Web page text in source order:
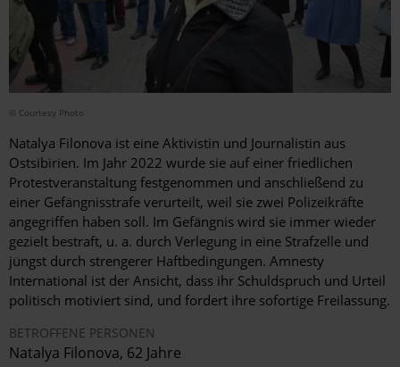
© Courtesy Photo
Natalya Filonova ist eine Aktivistin und Journalistin aus
Ostsibirien. Im Jahr 2022 wurde sie auf einer friedlichen
Protestveranstaltung festgenommen und anschließend zu
einer Gefängnisstrafe verurteilt, weil sie zwei Polizeikräfte
angegriffen haben soll. Im Gefängnis wird sie immer wieder
gezielt bestraft, u. a. durch Verlegung in eine Strafzelle und
jüngst durch strengerer Haftbedingungen. Amnesty
International ist der Ansicht, dass ihr Schuldspruch und Urteil
politisch motiviert sind, und fordert ihre sofortige Freilassung.
BETROFFENE PERSONEN
Natalya Filonova, 62 Jahre